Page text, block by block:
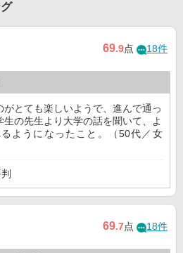
69.9点 18件
がとても楽しいようで、進んで通っ
生の先生より大学の話を聞いて、よ
ようになったこと。（50代／女
69.7点 18件